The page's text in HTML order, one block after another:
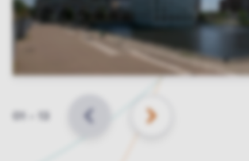
Slide
VORIGE VOLGENDE